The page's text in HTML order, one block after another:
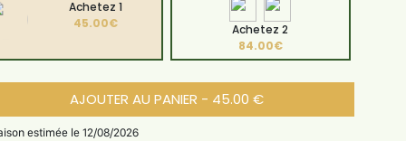
Achetez 1
45.00€
Achetez 2
84.00€
AJOUTER AU PANIER - 45.00 €
estimée le 12/08/2026